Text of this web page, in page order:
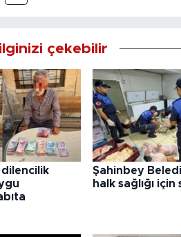
çekebilir
Şahinbey
halk sağlığı için